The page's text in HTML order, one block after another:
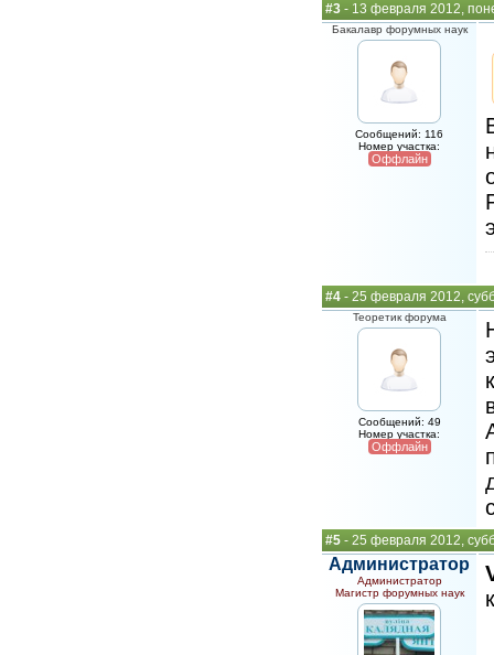
#3 - 13 февраля 2012,
Бакалавр форумных наук
Сообщений: 116
Номер участка:
Оффлайн
#4 - 25 февраля 2012,
Теоретик форума
Сообщений: 49
Номер участка:
Оффлайн
#5 - 25 февраля 2012,
Администратор
Администратор
Магистр форумных наук